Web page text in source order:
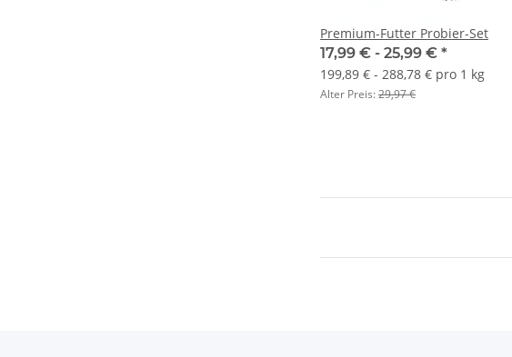
Premium-Futter Probier-Set
17,99 € - 25,99 € *
199,89 € - 288,78 € pro 1 kg
Alter Preis:29,97 €